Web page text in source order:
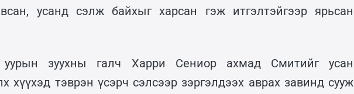
усанд сэлж байхыг харсан гэж итгэлтэйгээр ярьсан
уурын зуухны галч Харри Сениор ахмад Смитийг усан
хүүхэд тэврэн үсэрч сэлсээр зэргэлдээх аврах завинд сууж